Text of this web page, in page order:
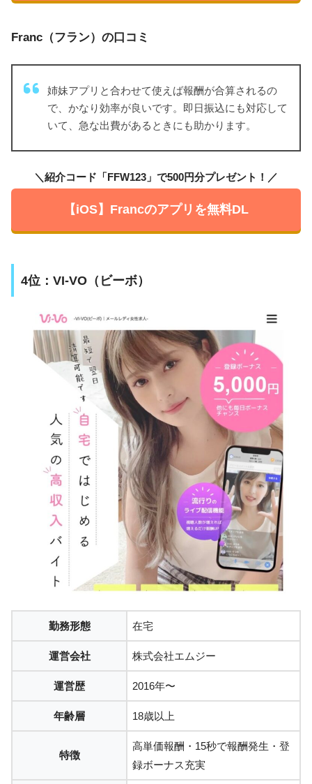
Franc（フラン）の口コミ
姉妹アプリと合わせて使えば報酬が合算されるの
で、かなり効率が良いです。即日振込にも対応して
いて、急な出費があるときにも助かります。
＼紹介コード「FFW123」で500円分プレゼント！／
【iOS】Francのアプリを無料DL
4位：VI-VO（ビーボ）
勤務形態 在宅
運営会社 株式会社エムジー
運営歴 2016年〜
年齢層 18歳以上
特徴
高単価報酬・15秒で報酬発生・登
録ボーナス充実